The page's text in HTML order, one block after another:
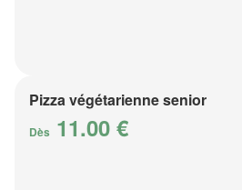
Pizza végétarienne senior
Dès 11.00 €